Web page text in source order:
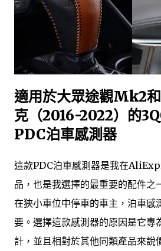
適用於大眾途觀Mk2
克（2016-2022）的
PDC泊車感測器
這款PDC泊車感測器是我在
品，也是我選擇的最重要的配件之
在狹小車位中停車的車主，泊車感
要。選擇這款感測器的原因是它專
計，並且相對於其他同類產品來說